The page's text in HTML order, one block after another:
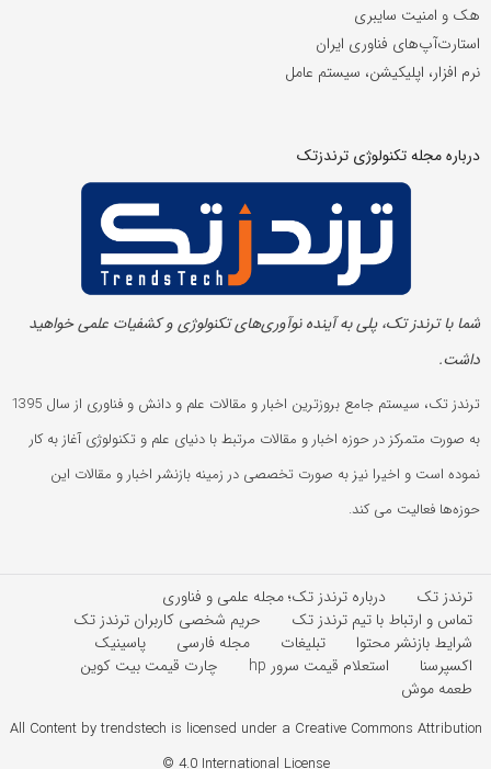
هک و امنیت سایبری
استارت‌آپ‌های فناوری ایران
نرم افزار، اپلیکیشن، سیستم عامل
درباره مجله تکنولوژی ترندزتک
شما با ترندز تک، پلی به آینده‌ نوآوری‌های تکنولوژی و کشفیات علمی خواهید
داشت.
ترندز تک، سیستم جامع بروزترین اخبار و مقالات علم و دانش و فناوری از سال 1395
به صورت متمرکز در حوزه اخبار و مقالات مرتبط با دنیای علم و تکنولوژی آغاز به کار
نموده است و اخیرا نیز به صورت تخصصی در زمینه بازنشر اخبار و مقالات این
حوزه‌ها فعالیت می کند.
ترندز تک
درباره ترندز تک؛ مجله علمی و فناوری
تماس و ارتباط با تیم ترندز تک
حریم شخصی کاربران ترندز تک
شرایط بازنشر محتوا
تبلیغات مجله فارسی
پاسینیک
اکسپرسنا
استعلام قیمت سرور hp
چارت قیمت بیت کوین
طعمه موش
All Content by trendstech is licensed under a Creative Commons Attribution
4.0 International License ©️